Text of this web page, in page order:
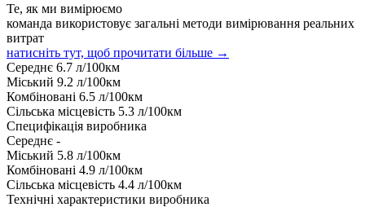
Те, як ми вимірюємо
команда використовує загальні методи вимірювання реальних
витрат
натисніть тут, щоб прочитати більше →
Середнє 6.7 л/100км
Міський 9.2 л/100км
Комбіновані 6.5 л/100км
Сільська місцевість 5.3 л/100км
Специфікація виробника
Середнє -
Міський 5.8 л/100км
Комбіновані 4.9 л/100км
Сільська місцевість 4.4 л/100км
Технічні характеристики виробника